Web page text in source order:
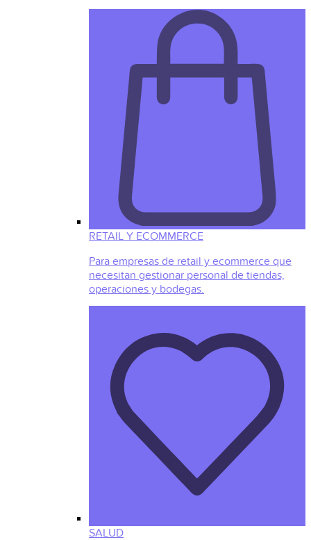
RETAIL Y ECOMMERCE
Para empresas de retail y ecommerce que
necesitan gestionar personal de tiendas,
operaciones y bodegas.
SALUD